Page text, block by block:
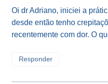
Oi dr Adriano, iniciei a
desde então tenho
recentemente com dor. O
Responder